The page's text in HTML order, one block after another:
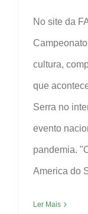
No site da
cultura,
que
Serra no
evento
pandemia.
America
Ler Mais